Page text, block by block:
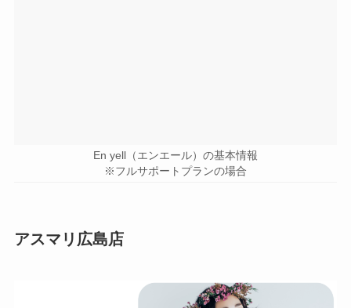
En yell（エンエール）の基本情報
※フルサポートプランの場合
アスマリ広島店